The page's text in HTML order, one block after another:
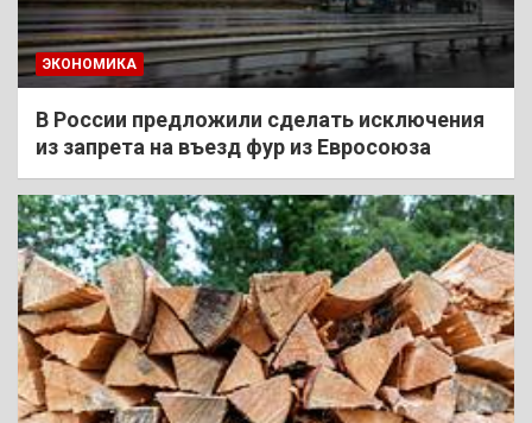
ЭКОНОМИКА
В России предложили сделать исключения
из запрета на въезд фур из Евросоюза